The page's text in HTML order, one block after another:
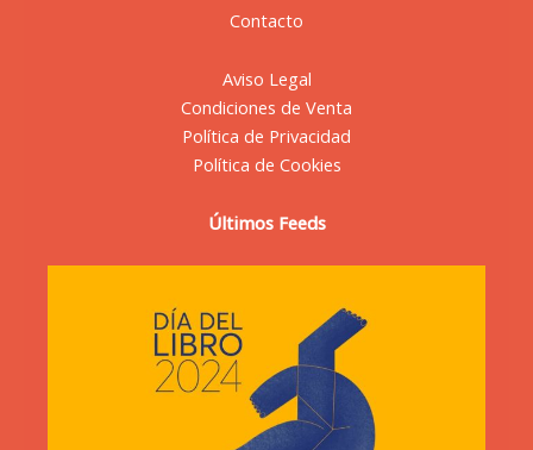
Contacto
Aviso Legal
Condiciones de Venta
Política de Privacidad
Política de Cookies
Últimos Feeds